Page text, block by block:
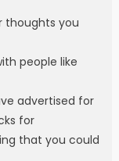
thoughts you
people like
advertised for
for
that you could